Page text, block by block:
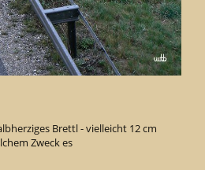
Brettl - vielleicht 12 cm
Zweck es